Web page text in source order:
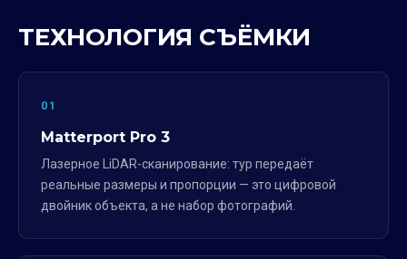
ТЕХНОЛОГИЯ СЪЁМКИ
01
Matterport Pro 3
Лазерное LiDAR-сканирование: тур передаёт
реальные размеры и пропорции — это цифровой
двойник объекта, а не набор фотографий.